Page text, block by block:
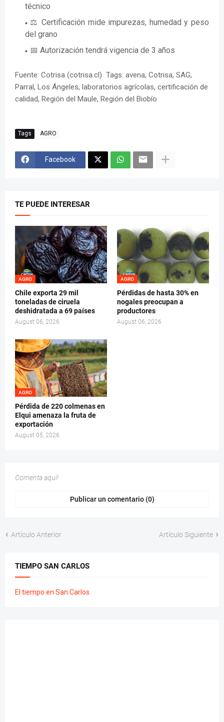
técnico
⚖️ Certificación mide impurezas, humedad y peso
del grano
📅 Autorización tendrá vigencia de 3 años
Fuente: Cotrisa (cotrisa.cl) Tags: avena, Cotrisa, SAG,
Parral, Los Ángeles, laboratorios agrícolas, certificación de
calidad, Región del Maule, Región del Biobío
Tags AGRO
Facebook
TE PUEDE INTERESAR
AGRO
Chile exporta 29 mil
toneladas de ciruela
deshidratada a 69 países
August 06, 2026
AGRO
Pérdidas de hasta 30% en
nogales preocupan a
productores
August 06, 2026
AGRO
Pérdida de 220 colmenas en
Elqui amenaza la fruta de
exportación
August 05, 2026
Comenta aquí!
Publicar un comentario (0)
Artículo Anterior Artículo Siguiente
TIEMPO SAN CARLOS
El tiempo en San Carlos